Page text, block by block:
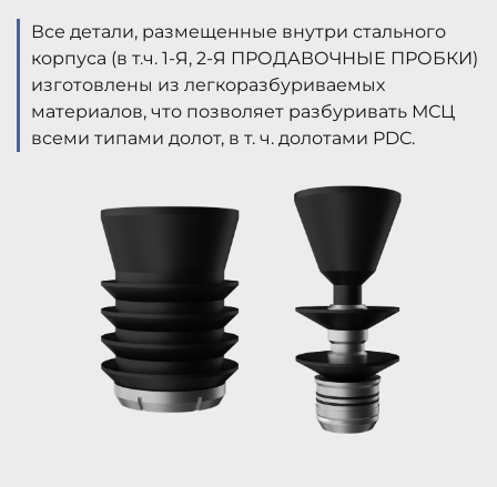
Все детали, размещенные внутри стального
корпуса (в т.ч. 1-Я, 2-Я ПРОДАВОЧНЫЕ ПРОБКИ)
изготовлены из легкоразбуриваемых
материалов, что позволяет разбуривать МСЦ
всеми типами долот, в т. ч. долотами PDC.